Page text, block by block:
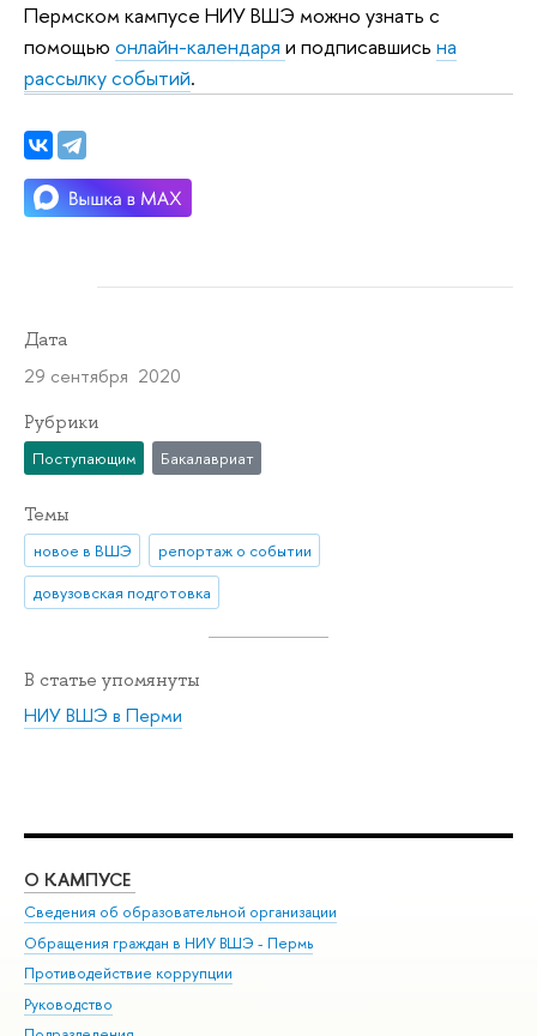
Пермском кампусе НИУ ВШЭ можно узнать с
помощью онлайн-календаря и подписавшись на
рассылку событий.
Дата
29 сентября 2020
Рубрики
Поступающим Бакалавриат
Темы
новое в ВШЭ
репортаж о событии
довузовская подготовка
В статье упомянуты
НИУ ВШЭ в Перми
О КАМПУСЕ
Сведения об образовательной организации
Обращения граждан в НИУ ВШЭ - Пермь
Противодействие коррупции
Руководство